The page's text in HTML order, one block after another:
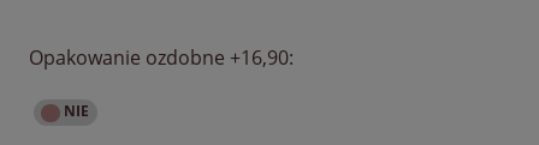
Opakowanie ozdobne +16,90: